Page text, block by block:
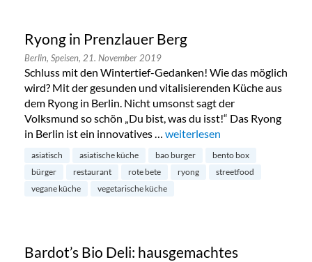
Ryong in Prenzlauer Berg
Berlin, Speisen, 21. November 2019
Schluss mit den Wintertief-Gedanken! Wie das möglich
wird? Mit der gesunden und vitalisierenden Küche aus
dem Ryong in Berlin. Nicht umsonst sagt der
Volksmund so schön „Du bist, was du isst!“ Das Ryong
in Berlin ist ein innovatives … „Ryong in Prenzlauer Berg“
weiterlesen
asiatisch asiatische küche bao burger
bento box
bürger
restaurant rote bete ryong
streetfood
vegane küche
vegetarische küche
Bardot’s Bio Deli: hausgemachtes